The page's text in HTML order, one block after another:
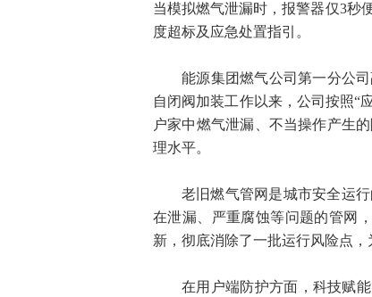
当模拟燃气泄漏时，报警器仅3秒
度超标及应急处置指引。
能源集团燃气公司第一分公
自闭阀加装工作以来，公司按照“
户家中燃气泄漏、不当操作产生
理水平。
老旧燃气管网是城市安全运
在泄漏、严重腐蚀等问题的管网
新，彻底消除了一批运行风险点，
在用户端防护方面，科技赋